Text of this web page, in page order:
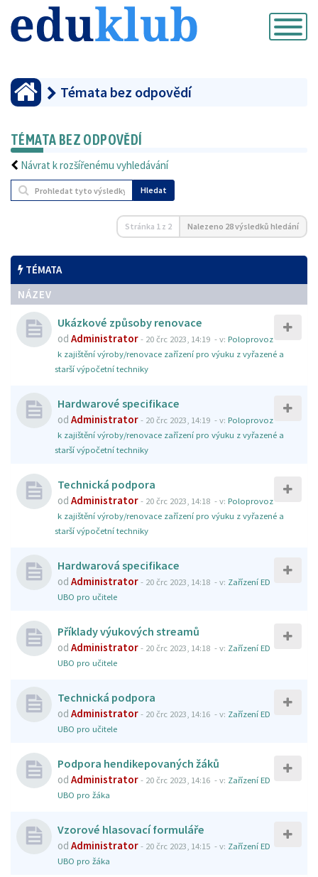
Přepnout
navigaci
Témata bez odpovědí
TÉMATA BEZ ODPOVĚDÍ
Návrat k rozšířenému vyhledávání
Hledat
Stránka 1 z 2 Nalezeno 28 výsledků hledání
TÉMATA
NÁZEV
Ukázkové způsoby renovace
od Administrator- 20 črc 2023, 14:19 - v: Poloprovoz
k zajištění výroby/renovace zařízení pro výuku z vyřazené a
starší výpočetní techniky
Hardwarové specifikace
od Administrator- 20 črc 2023, 14:19 - v: Poloprovoz
k zajištění výroby/renovace zařízení pro výuku z vyřazené a
starší výpočetní techniky
Technická podpora
od Administrator- 20 črc 2023, 14:18 - v: Poloprovoz
k zajištění výroby/renovace zařízení pro výuku z vyřazené a
starší výpočetní techniky
Hardwarová specifikace
od Administrator- 20 črc 2023, 14:18 - v: Zařízení ED
UBO pro učitele
Příklady výukových streamů
od Administrator- 20 črc 2023, 14:18 - v: Zařízení ED
UBO pro učitele
Technická podpora
od Administrator- 20 črc 2023, 14:16 - v: Zařízení ED
UBO pro učitele
Podpora hendikepovaných žáků
od Administrator- 20 črc 2023, 14:16 - v: Zařízení ED
UBO pro žáka
Vzorové hlasovací formuláře
od Administrator- 20 črc 2023, 14:15 - v: Zařízení ED
UBO pro žáka